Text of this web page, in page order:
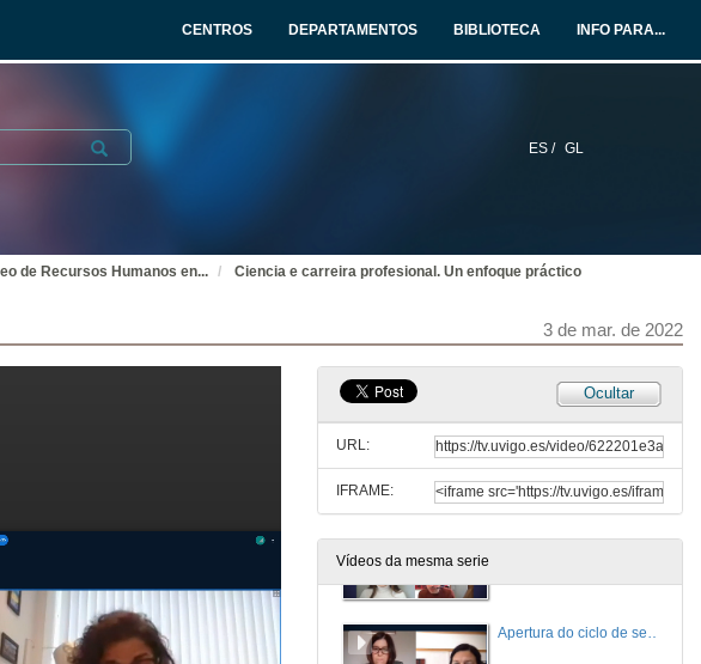
CENTROS DEPARTAMENTOS BIBLIOTECA INFO PARA...
ES / GL
Submit
de Recursos Humanos en... Ciencia e carreira profesional. Un enfoque práctico
3 de mar. de 2022
Ocultar
URL:
IFRAME:
Vídeos da mesma serie
31 de mar. de 2022
Conferencia
Conferencia
16 de mar. de 2022
Apertura do ciclo de seminarios en liña: Estratexia de Recursos Humanos para o Persoal Investigador